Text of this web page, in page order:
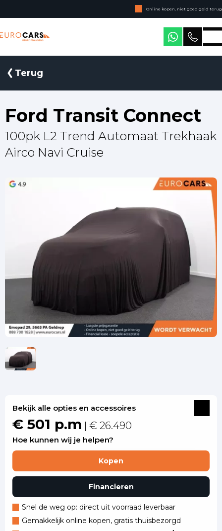
Online kopen, niet goed geld terug
Geen jaarcijfers nodig
Terug
Ford Transit Connect
100pk L2 Trend Automaat Trekhaak
Airco Navi Cruise
Bekijk alle opties en accessoires
€ 501 p.m | € 26.490
Hoe kunnen wij je helpen?
Kopen
Financieren
Snel de weg op: direct uit voorraad leverbaar
Gemakkelijk online kopen, gratis thuisbezorgd